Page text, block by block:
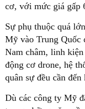
cơ, với mức giá gấp
Sự phụ thuộc quá
Mỹ vào Trung Quốc
Nam châm, linh
động cơ drone, hệ
quân sự đều cần
Dù các công ty Mỹ